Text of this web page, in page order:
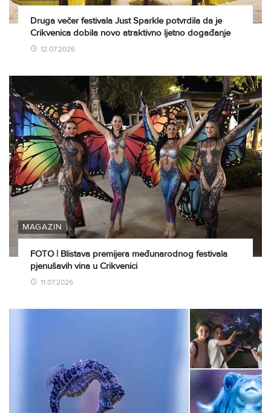
Druga večer festivala Just Sparkle potvrdila da je
Crikvenica dobila novo atraktivno ljetno događanje
12.07.2026
MAGAZIN
FOTO | Blistava premijera međunarodnog festivala
pjenušavih vina u Crikvenici
11.07.2026